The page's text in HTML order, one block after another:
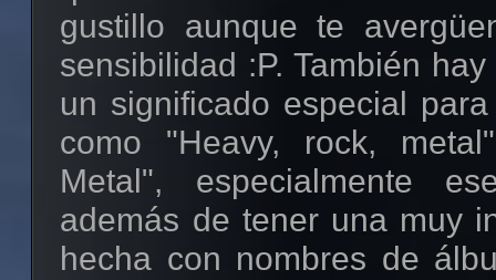
gustillo aunque te
sensibilidad :P. También
un significado especial
como "Heavy, rock,
Metal", especialmente
además de tener una muy
hecha con nombres de